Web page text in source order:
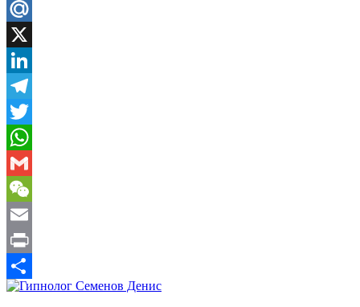
Facebook
Mail.Ru
X
LinkedIn
Telegram
Twitter
WhatsApp
Gmail
WeChat
Email
Print
Отправить